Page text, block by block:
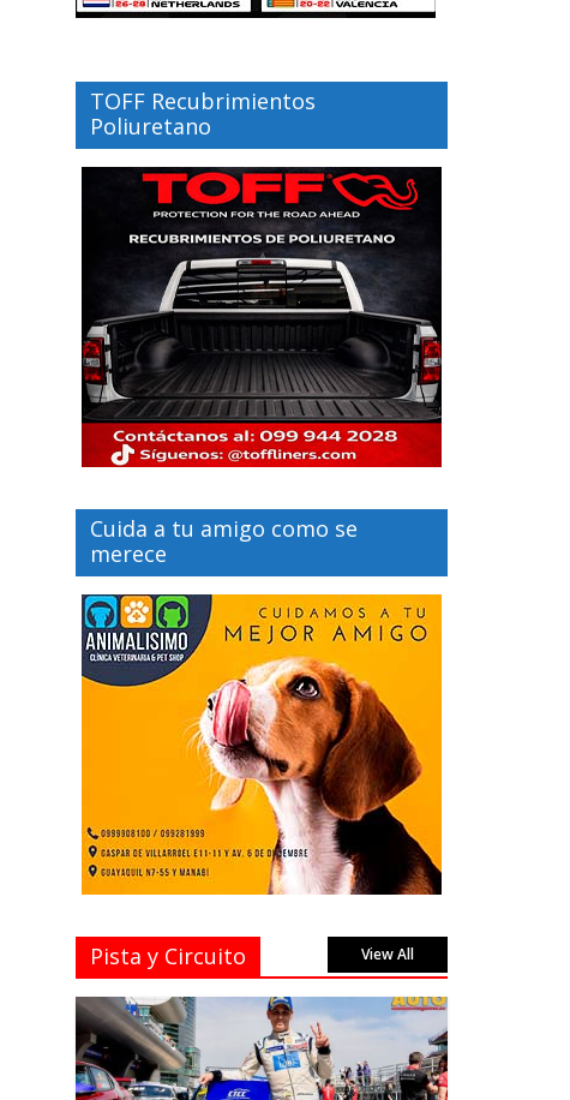
TOFF Recubrimientos
Poliuretano
Cuida a tu amigo como se
merece
Pista y Circuito View All